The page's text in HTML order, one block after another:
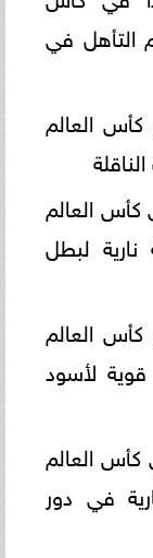
التأهل في
كأس العالم
كأس العالم
نارية لبطل
كأس العالم
قوية لأسود
العالم
في دور